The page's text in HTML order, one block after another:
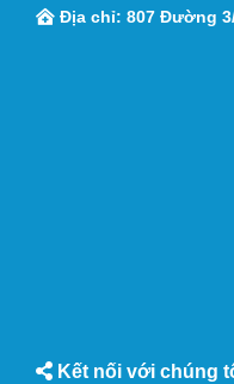
Địa chỉ: 807 Đường
Kết nối với chúng